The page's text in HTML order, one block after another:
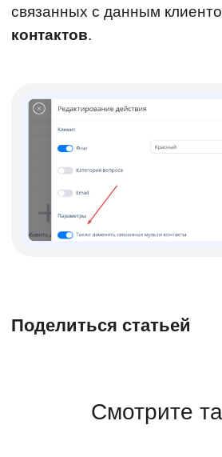
связанных с данным
контактов.
Поделиться статьей
Смотрите